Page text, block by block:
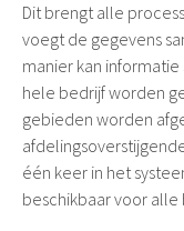
Dit brengt alle
voegt de gegevens
manier kan
hele bedrijf worden
gebieden worden
één keer in het
beschikbaar voor